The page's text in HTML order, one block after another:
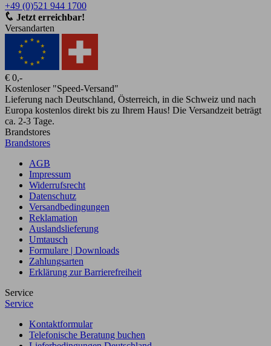
+49 (0)521 944 1700
Jetzt erreichbar!
Versandarten
€ 0,-
Kostenloser "Speed-Versand"
Lieferung nach Deutschland, Österreich, in die Schweiz und nach
Europa kostenlos direkt bis zu Ihrem Haus! Die Versandzeit beträgt
ca. 2-3 Tage.
Brandstores
Brandstores
AGB
Impressum
Widerrufsrecht
Datenschutz
Versandbedingungen
Reklamation
Auslandslieferung
Umtausch
Formulare | Downloads
Zahlungsarten
Erklärung zur Barrierefreiheit
Service
Service
Kontaktformular
Telefonische Beratung buchen